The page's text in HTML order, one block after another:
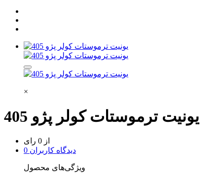
×
یونیت ترموستات کولر پژو 405
از 0 رای
0 دیدگاه کاربران
ویژگی‌های محصول